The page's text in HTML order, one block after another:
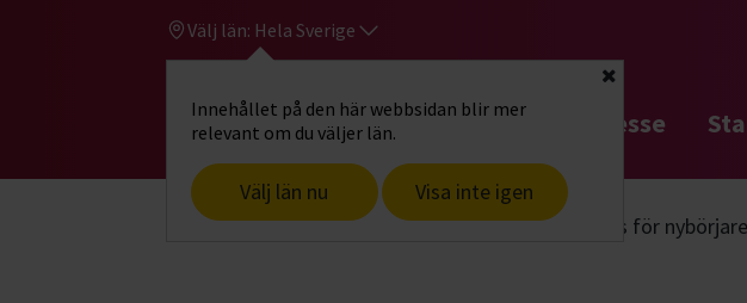
Välj län: Hela Sverige
Innehållet på den här webbsidan blir mer
relevant om du väljer län.
Välj län nu Visa inte igen
Stäng
Gå till studiefrämjandets startsidaHitta intresse
Start Hitta intresse Hund & husdjur Spårkurs för